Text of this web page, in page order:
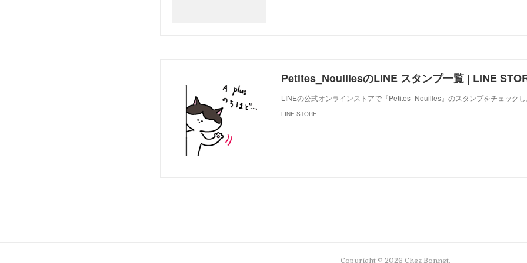
Petites_NouillesのLINE スタンプ一覧 | LINE
LINEの公式オンラインストアで『Petites_Nouilles』のスタンプをチェックし
LINE STORE
Copyright © 2026 Chez Bonnet.